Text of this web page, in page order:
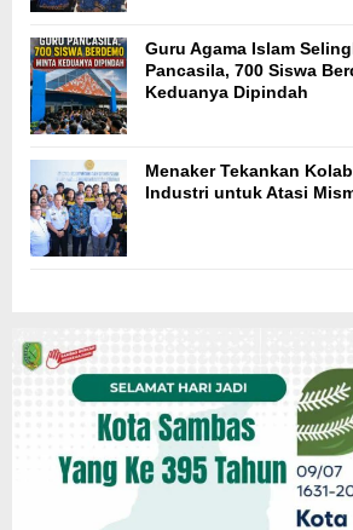
Guru Agama Islam
Pancasila, 700 Siswa
Keduanya Dipindah
Menaker Tekankan
Industri untuk Atasi